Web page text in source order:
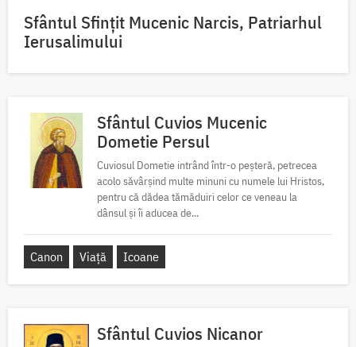
Sfântul Sfinţit Mucenic Narcis, Patriarhul
Ierusalimului
Sfântul Cuvios Mucenic
Dometie Persul
Cuviosul Dometie intrând într-o peșteră, petrecea
acolo săvârșind multe minuni cu numele lui Hristos,
pentru că dădea tămăduiri celor ce veneau la
dânsul și îi aducea de...
Canon Viață Icoane
Sfântul Cuvios Nicanor